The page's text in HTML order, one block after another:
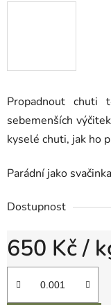
Propadnout chuti
sebemenších
kyselé chuti, jak ho
Parádní jako
Dostupnost
650 Kč/
Měrná cena: